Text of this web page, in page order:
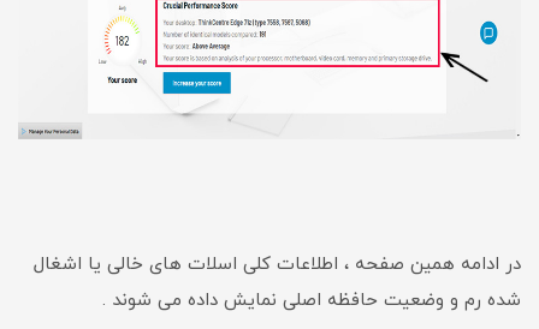
در ادامه همین صفحه ، اطلاعات کلی اسلات های خالی یا اشغال
شده رم و وضعیت حافظه اصلی نمایش داده می شوند .